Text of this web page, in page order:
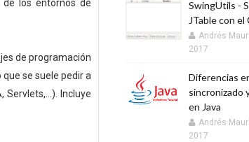
los entornos de
de programación
se suele pedir a
Servlets,...). Incluye
SwingUtils -
JTable con
Andrés
2017
Diferencias
sincronizado
en Java
Andrés
2017